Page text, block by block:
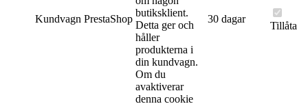
Kundvagn PrestaShop
butiksklient.
Detta ger och
håller
produkterna i
din kundvagn.
Om du
avaktiverar
denna cookie
30 dagar
Tillåta